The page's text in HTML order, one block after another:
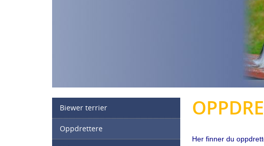
Biewer terrier
Oppdrettere
Her finner du